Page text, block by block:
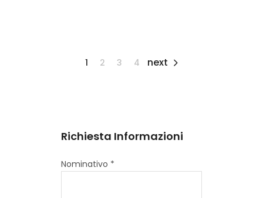
1 2 3 4 next
Richiesta Informazioni
Nominativo *